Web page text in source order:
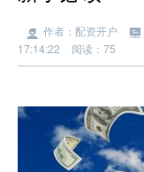
作者：配资开户
17:14:22
阅读：75